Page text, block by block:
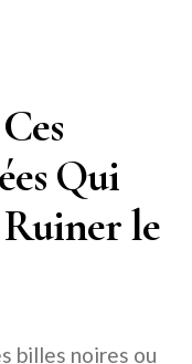
Qui
le
billes noires ou